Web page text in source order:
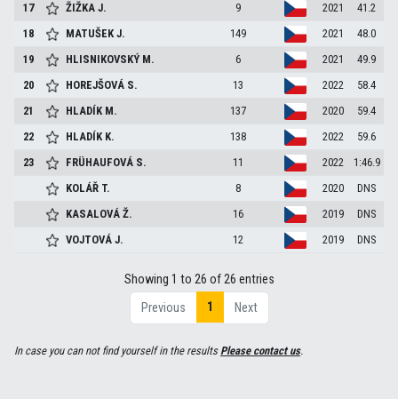
17
ŽIŽKAJ. 9 2021
41.2
18
MATUŠEKJ. 149 2021
48.0
19
HLISNIKOVSKÝ M. 6 2021
49.9
20
HOREJŠOVÁ S. 13 2022
58.4
21
HLADÍK M. 137 2020
59.4
22
HLADÍK K. 138 2022
59.6
23
FRÜHAUFOVÁ S. 11 2022
1:46.9
KOLÁŘ T. 8 2020
DNS
KASALOVÁŽ. 16 2019
DNS
VOJTOVÁJ. 12 2019 DNS
Showing 1 to 26 of 26 entries
Previous
1 Next
In case you can not find yourself in the resultsPlease contact us.